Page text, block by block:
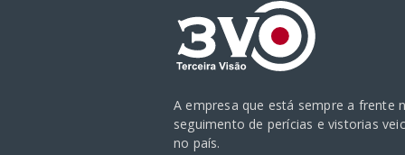
A empresa que está sempre a frente
seguimento de perícias e vistorias
no país.